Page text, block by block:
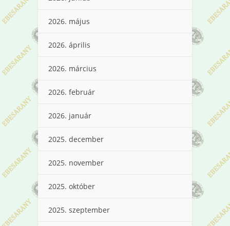
2026. május
2026. április
2026. március
2026. február
2026. január
2025. december
2025. november
2025. október
2025. szeptember